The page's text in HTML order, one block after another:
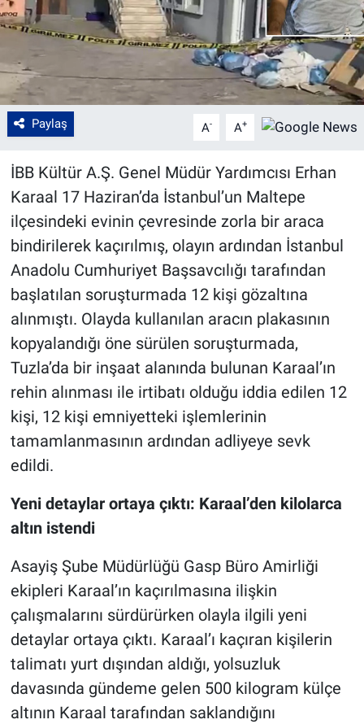
Paylaş A- A+
İBB Kültür A.Ş. Genel Müdür Yardımcısı Erhan
Karaal 17 Haziran’da İstanbul’un Maltepe
ilçesindeki evinin çevresinde zorla bir araca
bindirilerek kaçırılmış, olayın ardından İstanbul
Anadolu Cumhuriyet Başsavcılığı tarafından
başlatılan soruşturmada 12 kişi gözaltına
alınmıştı. Olayda kullanılan aracın plakasının
kopyalandığı öne sürülen soruşturmada,
Tuzla’da bir inşaat alanında bulunan Karaal’ın
rehin alınması ile irtibatı olduğu iddia edilen 12
kişi, 12 kişi emniyetteki işlemlerinin
tamamlanmasının ardından adliyeye sevk
edildi.
Yeni detaylar ortaya çıktı: Karaal’den kilolarca
altın istendi
Asayiş Şube Müdürlüğü Gasp Büro Amirliği
ekipleri Karaal’ın kaçırılmasına ilişkin
çalışmalarını sürdürürken olayla ilgili yeni
detaylar ortaya çıktı. Karaal’ı kaçıran kişilerin
talimatı yurt dışından aldığı, yolsuzluk
davasında gündeme gelen 500 kilogram külçe
altının Karaal tarafından saklandığını